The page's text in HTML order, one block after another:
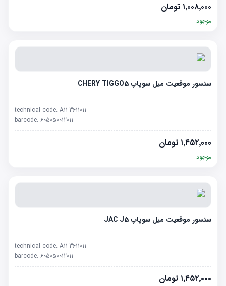
۱٬۰۰۸٬۰۰۰ تومان
موجود
سنسور موقعیت میل سوپاپ CHERY TIGGO5
technical code: A11-3611011
barcode: 605050012011
۱٬۴۵۲٬۰۰۰ تومان
موجود
سنسور موقعیت میل سوپاپ JAC J5
technical code: A11-3611011
barcode: 605050012011
۱٬۴۵۲٬۰۰۰ تومان